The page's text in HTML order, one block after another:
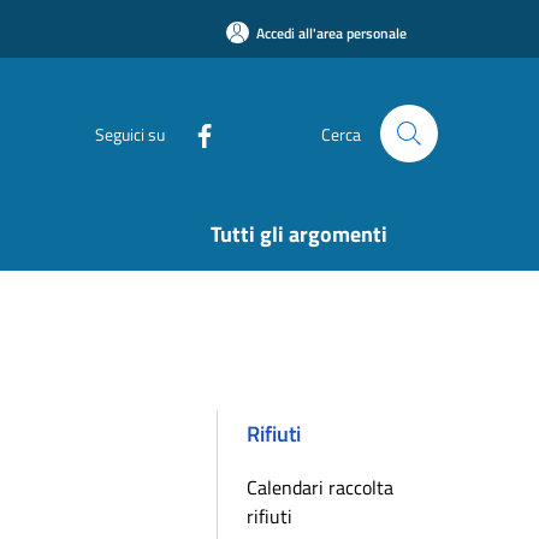
Accedi all'area personale
Seguici su Cerca
Tutti gli argomenti
Rifiuti
Calendari raccolta
rifiuti